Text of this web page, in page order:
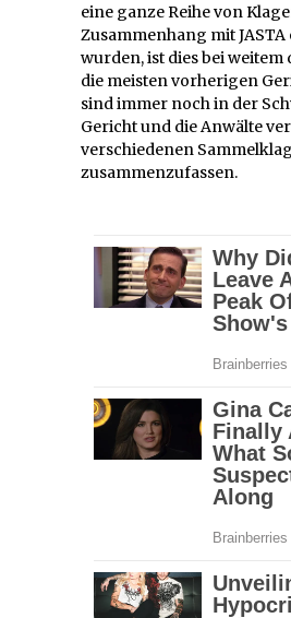
eine ganze Reihe von
Zusammenhang mit
wurden, ist dies bei weitem
die meisten vorherigen
sind immer noch in der
Gericht und die Anwälte
verschiedenen
zusammenzufassen.